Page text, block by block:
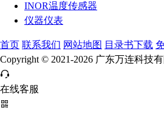
INOR温度传感器
仪器仪表
首页 联系我们 网站地图 目录书下载
Copyright © 2021-2026 广东万连科技
在线客服